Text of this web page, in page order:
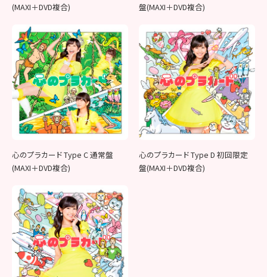
(MAXI＋DVD複合)
盤(MAXI＋DVD複合)
心のプラカード Type C 通常盤
(MAXI＋DVD複合)
心のプラカード Type D 初回限定
盤(MAXI＋DVD複合)